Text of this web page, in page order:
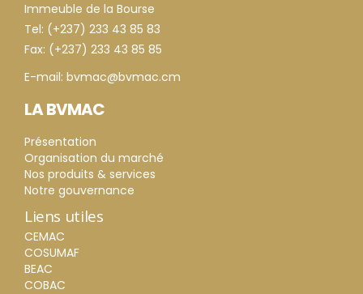
Immeuble de la Bourse
Tel: (+237) 233 43 85 83
Fax: (+237) 233 43 85 85
E-mail: bvmac@bvmac.cm
LA BVMAC
Présentation
Organisation du marché
Nos produits & services
Notre gouvernance
Liens utiles
CEMAC
COSUMAF
BEAC
COBAC